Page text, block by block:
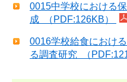
0015中学校における
成 （PDF:126KB）
0016学校給食におけ
る調査研究 （